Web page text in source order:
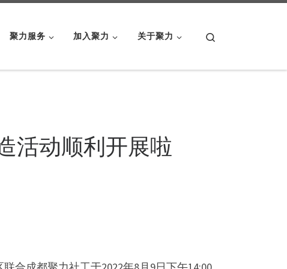
聚力服务 加入聚力 关于聚力
活动顺利开展啦